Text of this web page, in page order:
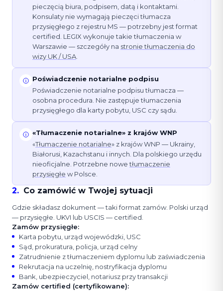
pieczęcią biura, podpisem, datą i kontaktami.
Konsulaty nie wymagają pieczęci tłumacza
przysięgłego z rejestru MS — potrzebny jest format
certified. LEGIX wykonuje takie tłumaczenia w
Warszawie — szczegóły na stronie tłumaczenia do
wizy UK / USA
Poświadczenie notarialne podpisu
Poświadczenie notarialne podpisu tłumacza —
osobna procedura. Nie zastępuje tłumaczenia
przysięgłego dla karty pobytu, USC czy sądu.
«Tłumaczenie notarialne» z krajów WNP
«Tłumaczenie notarialne» z krajów WNP — Ukrainy,
Białorusi, Kazachstanu i innych. Dla polskiego urzędu
nieoficjalne. Potrzebne nowetłumaczenie
przysięgłe w Polsce.
2. Co zamówić w Twojej sytuacji
Gdzie składasz dokument — taki format zamów. Polski urząd
— przysięgłe. UKVI lub USCIS — certified.
Zamów przysięgłe:
Karta pobytu, urząd wojewódzki, USC
Sąd, prokuratura, policja, urząd celny
Zatrudnienie z tłumaczeniem dyplomu lub zaświadczenia
Rekrutacja na uczelnię, nostryfikacja dyplomu
Bank, ubezpieczyciel, notariusz przy transakcji
Zamów certified (certyfikowane):